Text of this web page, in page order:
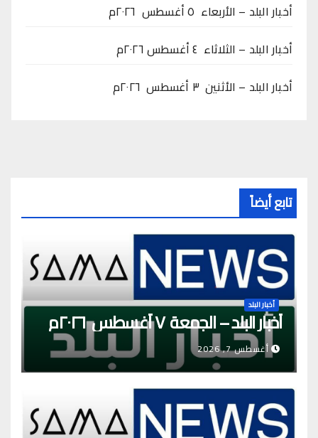
أخبار البلد – الأربعاء ٥ أغسطس ٢٠٢٦م
أخبار البلد – الثلاثاء ٤ أغسطس ٢٠٢٦م
أخبار البلد – الأثنين ٣ أغسطس ٢٠٢٦م
تابع أيضاً
أخبار البلد
أخبار البلد – الجمعة ٧ أغسطس ٢٠٢٦م
أغسطس 7, 2026